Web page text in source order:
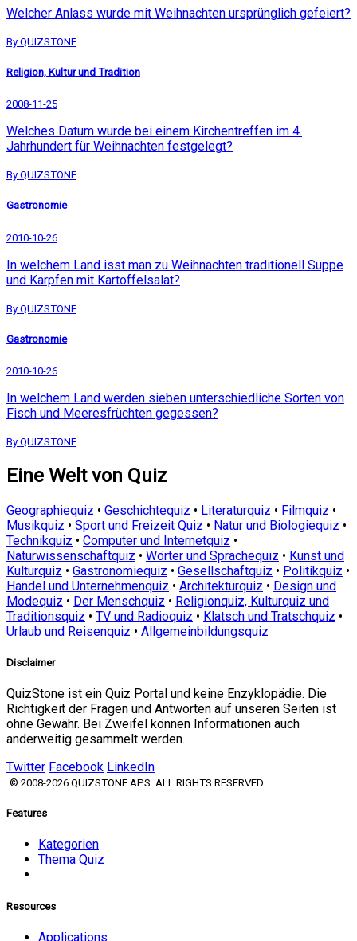
Welcher Anlass wurde mit Weihnachten ursprünglich gefeiert?
By QUIZSTONE
Religion, Kultur und Tradition
2008-11-25
Welches Datum wurde bei einem Kirchentreffen im 4.
Jahrhundert für Weihnachten festgelegt?
By QUIZSTONE
Gastronomie
2010-10-26
In welchem Land isst man zu Weihnachten traditionell Suppe
und Karpfen mit Kartoffelsalat?
By QUIZSTONE
Gastronomie
2010-10-26
In welchem Land werden sieben unterschiedliche Sorten von
Fisch und Meeresfrüchten gegessen?
By QUIZSTONE
Eine Welt von Quiz
Geographiequiz • Geschichtequiz • Literaturquiz • Filmquiz •
Musikquiz • Sport und Freizeit Quiz • Natur und Biologiequiz •
Technikquiz • Computer und Internetquiz •
Naturwissenschaftquiz • Wörter und Sprachequiz • Kunst und
Kulturquiz • Gastronomiequiz • Gesellschaftquiz • Politikquiz •
Handel und Unternehmenquiz • Architekturquiz • Design und
Modequiz • Der Menschquiz • Religionquiz, Kulturquiz und
Traditionsquiz • TV und Radioquiz • Klatsch und Tratschquiz •
Urlaub und Reisenquiz • Allgemeinbildungsquiz
Disclaimer
QuizStone ist ein Quiz Portal und keine Enzyklopädie. Die
Richtigkeit der Fragen und Antworten auf unseren Seiten ist
ohne Gewähr. Bei Zweifel können Informationen auch
anderweitig gesammelt werden.
Twitter Facebook LinkedIn
© 2008-2026 QUIZSTONE APS. ALL RIGHTS RESERVED.
Features
Kategorien
Thema Quiz
Resources
Applications